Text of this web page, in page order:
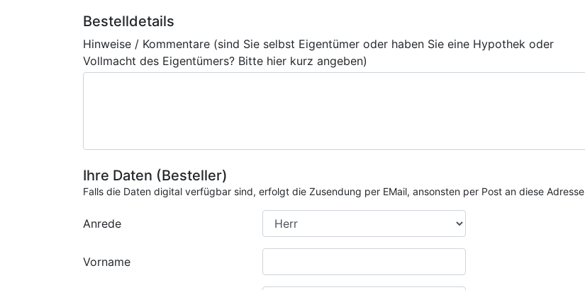
Bestelldetails
Hinweise / Kommentare (sind Sie selbst Eigentümer oder haben Sie eine Hypothek oder
Vollmacht des Eigentümers? Bitte hier kurz angeben)
Ihre Daten (Besteller)
Falls die Daten digital verfügbar sind, erfolgt die Zusendung per EMail, ansonsten per Post an diese Adresse
Anrede
Vorname